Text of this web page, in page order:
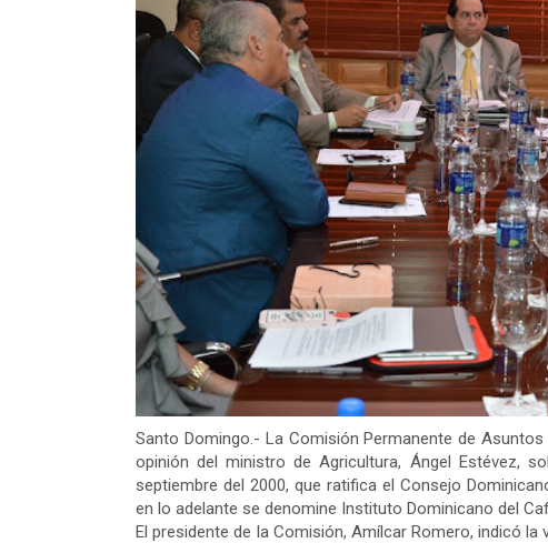
Santo Domingo.- La Comisión Permanente de
opinión del ministro de Agricultura, Ángel Estévez,
septiembre del 2000, que ratifica el Consejo
en lo adelante se denomine Instituto Dominicano del
El presidente de la Comisión, Amílcar Romero, indicó